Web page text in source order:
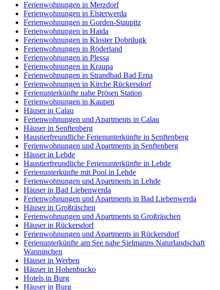
Ferienwohnungen in Merzdorf
Ferienwohnungen in Elsterwerda
Ferienwohnungen in Gorden-Staupitz
Ferienwohnungen in Haida
Ferienwohnungen in Kloster Dobrilugk
Ferienwohnungen in Röderland
Ferienwohnungen in Plessa
Ferienwohnungen in Kraupa
Ferienwohnungen in Strandbad Bad Erna
Ferienwohnungen in Kirche Rückersdorf
Ferienunterkünfte nahe Prösen Station
Ferienwohnungen in Kaupen
Häuser in Calau
Ferienwohnungen und Apartments in Calau
Häuser in Senftenberg
Haustierfreundliche Ferienunterkünfte in Senftenberg
Ferienwohnungen und Apartments in Senftenberg
Häuser in Lehde
Haustierfreundliche Ferienunterkünfte in Lehde
Ferienunterkünfte mit Pool in Lehde
Ferienwohnungen und Apartments in Lehde
Häuser in Bad Liebenwerda
Ferienwohnungen und Apartments in Bad Liebenwerda
Häuser in Großräschen
Ferienwohnungen und Apartments in Großräschen
Häuser in Rückersdorf
Ferienwohnungen und Apartments in Rückersdorf
Ferienunterkünfte am See nahe Sielmanns Naturlandschaft
Wanninchen
Häuser in Werben
Häuser in Hohenbucko
Hotels in Burg
Häuser in Burg